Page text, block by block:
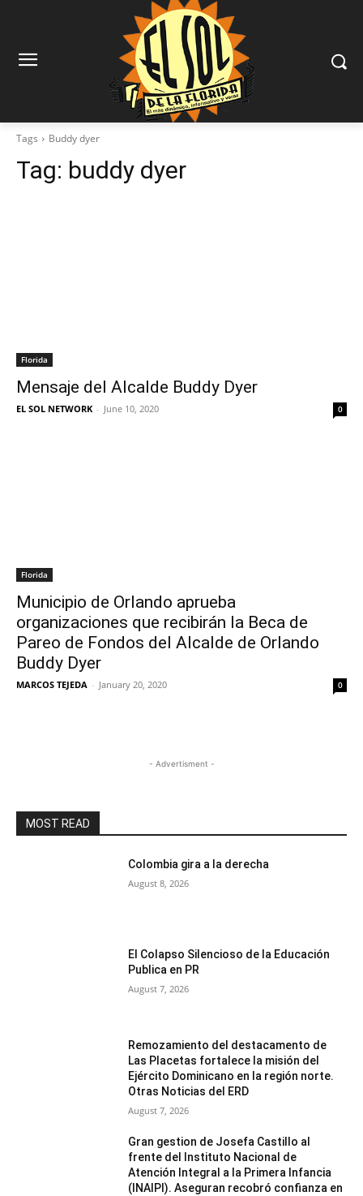
Tags Buddy dyer
Tag: buddy dyer
Florida
Mensaje del Alcalde Buddy Dyer
EL SOL NETWORK - June 10, 2020 0
Florida
Municipio de Orlando aprueba
organizaciones que recibirán la Beca de
Pareo de Fondos del Alcalde de Orlando
Buddy Dyer
MARCOS TEJEDA - January 20, 2020 0
- Advertisment -
MOST READ
Colombia gira a la derecha
August 8, 2026
El Colapso Silencioso de la Educación
Publica en PR
August 7, 2026
Remozamiento del destacamento de
Las Placetas fortalece la misión del
Ejército Dominicano en la región norte.
Otras Noticias del ERD
August 7, 2026
Gran gestion de Josefa Castillo al
frente del Instituto Nacional de
Atención Integral a la Primera Infancia
(INAIPI). Aseguran recobró confianza en